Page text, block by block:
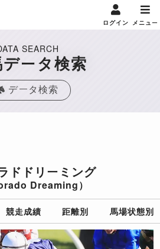
ログイン メニュー
SEARCH
ータ検索
データ検索
ドドリーミング
Dreaming）
競走成績 距離別 馬場状態別